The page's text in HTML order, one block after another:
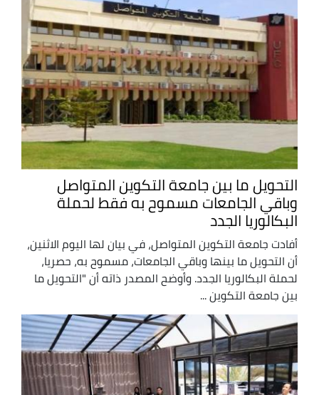
التحويل ما بين جامعة التكوين المتواصل
وباقي الجامعات مسموح به فقط لحملة
البكالوريا الجدد
أفادت جامعة التكوين المتواصل، في بيان لها اليوم الاثنين،
أن التحويل ما بينها وباقي الجامعات، مسموح به، حصريا،
لحملة البكالوريا الجدد. وأوضح المصدر ذاته أن "التحويل ما
بين جامعة التكوين ...